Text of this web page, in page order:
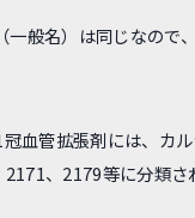
一般名）は同じなので
血管拡張剤には、カ
、2179等に分類さ